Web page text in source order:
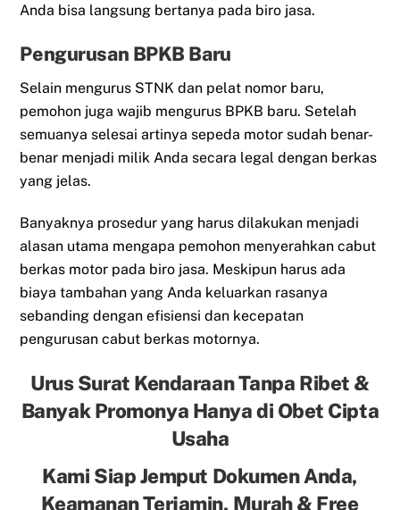
Anda bisa langsung bertanya pada biro jasa.
Pengurusan BPKB Baru
Selain mengurus STNK dan pelat nomor baru,
pemohon juga wajib mengurus BPKB baru. Setelah
semuanya selesai artinya sepeda motor sudah benar-
benar menjadi milik Anda secara legal dengan berkas
yang jelas.
Banyaknya prosedur yang harus dilakukan menjadi
alasan utama mengapa pemohon menyerahkan cabut
berkas motor pada biro jasa. Meskipun harus ada
biaya tambahan yang Anda keluarkan rasanya
sebanding dengan efisiensi dan kecepatan
pengurusan cabut berkas motornya.
Urus Surat Kendaraan Tanpa Ribet &
Banyak Promonya Hanya di Obet Cipta
Usaha
Kami Siap Jemput Dokumen Anda,
Keamanan Terjamin, Murah & Free